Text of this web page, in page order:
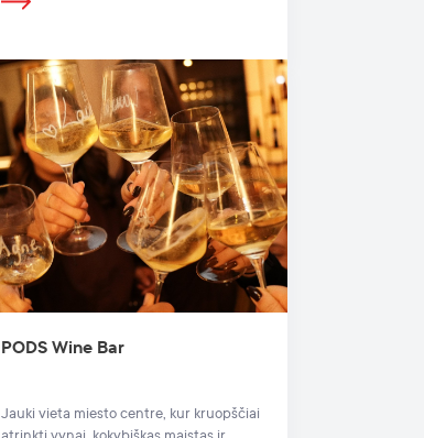
PODS Wine Bar
Jauki vieta miesto centre, kur kruopščiai